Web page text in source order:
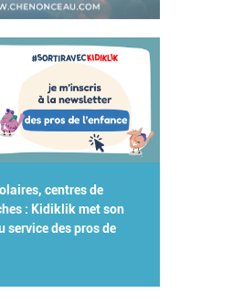
centres de
: Kidiklik met son
service des pros de